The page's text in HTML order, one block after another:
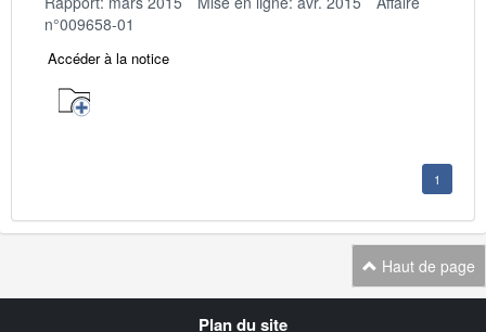
n°009658-01
Accéder à la notice
1
Haut de page
Plan du site